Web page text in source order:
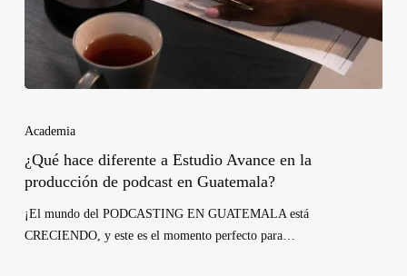
Academia
¿Qué hace diferente a Estudio Avance en la
producción de podcast en Guatemala?
¡El mundo del PODCASTING EN GUATEMALA está
CRECIENDO, y este es el momento perfecto para…